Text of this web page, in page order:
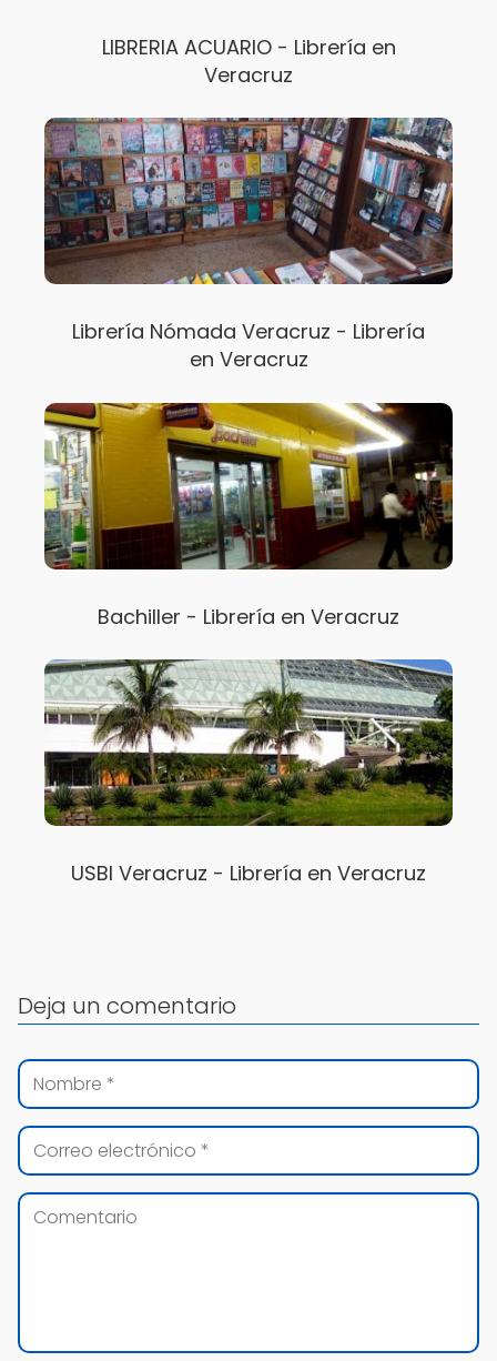
LIBRERIA ACUARIO - Librería en
Veracruz
Librería Nómada Veracruz - Librería
en Veracruz
Bachiller - Librería en Veracruz
USBI Veracruz - Librería en Veracruz
Deja un comentario